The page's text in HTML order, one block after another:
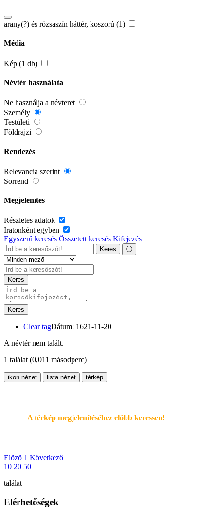
arany(?) és rózsaszín háttér, koszorú (1)
Média
Kép (1 db)
Névtér használata
Ne használja a névteret
Személy
Testületi
Földrajzi
Rendezés
Relevancia szerint
Sorrend
Megjelenítés
Részletes adatok
Iratonként egyben
Egyszerű keresés Összetett keresés Kifejezés
Keres ⓘ
Keres
Keres
Clear tagDátum: 1621-11-20
A névtér nem talált.
1 találat (0,011 másodperc)
ikon nézet lista nézet térkép
A térkép megjelenítéséhez elöbb keressen!
Előző 1 Következő
10 20 50
találat
Elérhetőségek